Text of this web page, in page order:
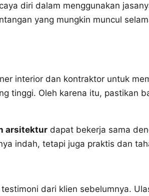
diri dalam menggunakan
yang mungkin muncul
interior dan kontraktor untuk
tinggi. Oleh karena itu, pastikan
arsitektur dapat bekerja sama
indah, tetapi juga praktis dan
dari klien sebelumnya.